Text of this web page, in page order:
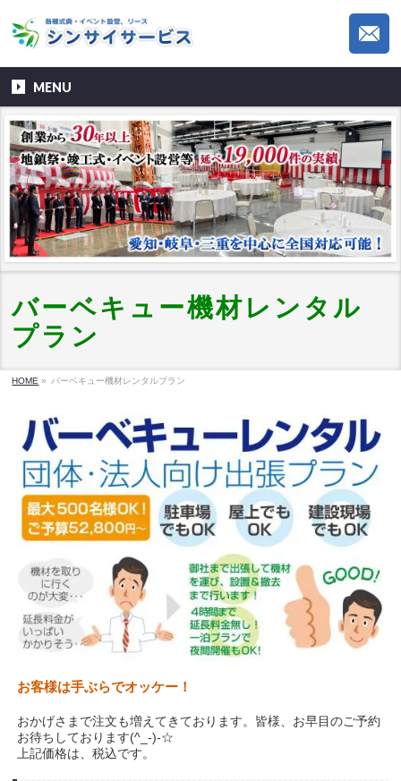
MENU
バーベキュー機材レンタル
プラン
HOME » バーベキュー機材レンタルプラン
お客様は手ぶらでオッケー！
おかげさまで注文も増えてきております。皆様、お早目のご予約
お待ちしております(^_-)-☆
上記価格は、税込です。